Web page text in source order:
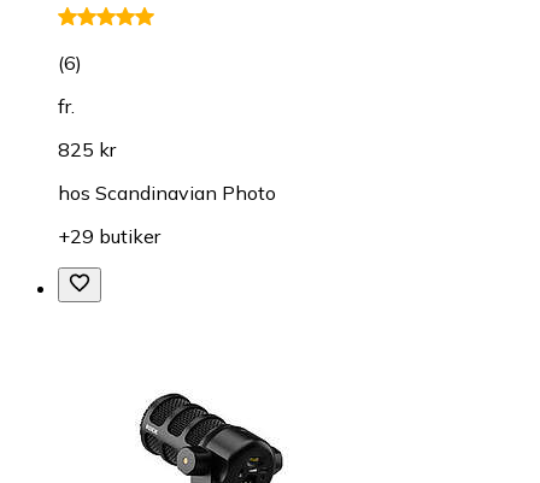
(6)
fr.
825 kr
hos Scandinavian Photo
+29 butiker